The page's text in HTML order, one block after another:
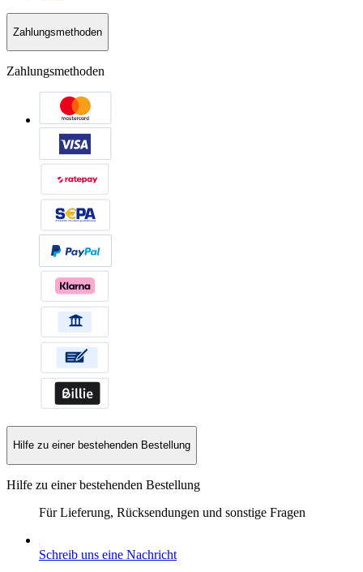
Zahlungsmethoden
Zahlungsmethoden
Hilfe zu einer bestehenden Bestellung
Hilfe zu einer bestehenden Bestellung
Für Lieferung, Rücksendungen und sonstige Fragen
Schreib uns eine Nachricht